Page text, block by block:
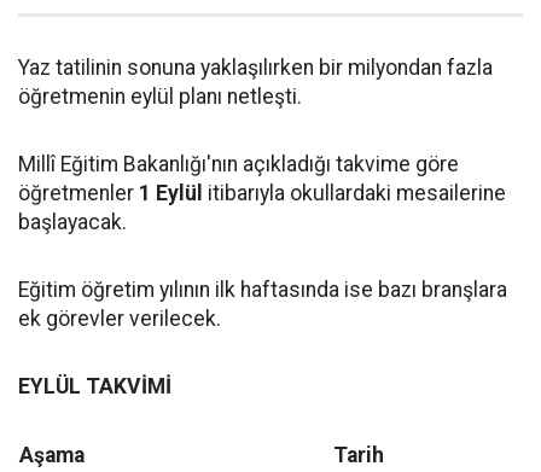
Yaz tatilinin sonuna yaklaşılırken bir milyondan fazla
öğretmenin eylül planı netleşti.
Millî Eğitim Bakanlığı'nın açıkladığı takvime göre
öğretmenler 1 Eylül itibarıyla okullardaki mesailerine
başlayacak.
Eğitim öğretim yılının ilk haftasında ise bazı branşlara
ek görevler verilecek.
EYLÜL TAKVİMİ
Aşama
Tarih